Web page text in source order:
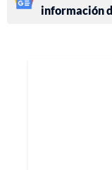
información